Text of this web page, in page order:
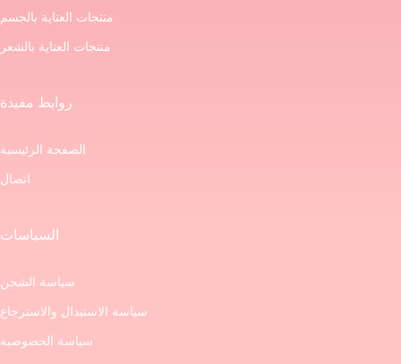
منتجات العناية بالجسم
منتجات العناية بالشعر
روابط مفيدة
الصفحة الرئيسية
اتصال
السياسات
سياسة الشحن
سياسة الاستبدال والاسترجاع
سياسة الخصوصية